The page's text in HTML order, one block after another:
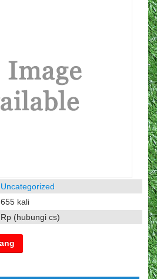
Uncategorized
655 kali
Rp (hubungi cs)